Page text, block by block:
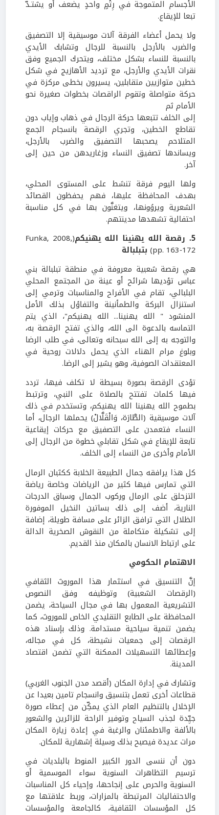
الأجسام المتموجة في رِتْمٍ واحدٍ يضعف أو يشتـدّ
تبعا للإيقاع.
ولا يحمل أعضاء الفرقة آلات موسيقية إلا التصفيق
والضرب بالأرجل بالنسبة للرجال وتشابك الأيدي
بالنسبة للنساء بشكل مختلف، ويتحرك الجميع وفق
نقرات الأيدي والأرجل، مع ترديد الأهازيج في شكل
خطين متوازيين متقابلين، يسيرون بخطى مركزة في
حركة متواصلة وتقوم الراقصات بخطوات صغيرة نحو
الأمام ثم
إلى الخلف تتبعها حركة الرجال في ذهاب وإياب دون
تقاطع الخطين، وتجري الرقصة بانسجام الجمع
المتلاحم يصحبها التصفيق والضرب بالأرجل،
ويساندها تصفيق النساء وزغاريدهن من حين إلى
آخر.
ولها اليوم فرقة تنشط على المستوى المحلي،
بهدف المحافظة عليها، فهم يحفظون القصائد
الشعرية ويروُونها، ويتغنَّون بها في كل مناسبة
احتفالية تشهدها مدينتهم.
5. رقصة الله يهنينا الله يهنيكم
(Funka, 2008,
pp. 163-172) بتبلبالة
هي رقصة شعبية معروفة في منطقة تبلبالة بني
عباس تؤديها شرائح أو عينة من المجتمع المحلي
البلبالي، تقام في الأفراح والمناسبات وترمي إلى
استنزال البركة والطمأنينة والتفاؤل بذلك الأمل
المنشود " الله يهنينا... الله يهنيكم"، الذي يتم
التماسه بالدعوة الى الله، والذي تفتح الرقصة به،
والتوجه به إلى الله سبحانه وتعالى، في طلب الرضا
وبلوغ مرام الهناء الذي يحمل دلالات روحية في
المعتقدات الصوفية، وهو يشير إلى الرضا.
تؤدى الرقصة بصورة بسيطة لا تكلف فيها، تردد
فيها كلمات تفتتح بالصلاة على النبي، وترتبط
بطموح الله يهنينا الله يهنيكم، وتستخدم في ذلك
آلات موسيقية (الطَّارَة، وَالْقَلَّالْ) يحملها الرجال، أما
النساء فتعمدن على التصفيق مع حركات إيقاعية
تابعة للإيقاع في شكل تقابلي خطوة من الرجال إلى
الأمام وأخرى من النساء إلى الخلف.
كل هذا يرافقه جمال الطبيعة الخلابة ككثبان الرمال
التي تمارس فيها كثير من الرياضات وخاصة رياضة
التزحلق على الرمال وركوب الجمال وسباق الدرجات
النارية، أضف إلى ذلك بساتين النخيل الموفورة
الظلال التي ترافق الزائر على مسافة طويلة، إضافة
إلى تشكيلة متكاملة من النقوش الصخرية الدالة
على ارتباط الانسان بالمكان منذ القديم.
الاهتمام الحكومي
إنَّ التنسيق في استثمار هذا الموروث الثقافي
(الرقصات الشعبية) وتوظيفه وفق النصوص
التشريعية المعمول بها في مجال السياحة، يضمن
المحافظة على الطابع التقليدي الخاص للموروث، كما
يضمن تنمية سياحية مستدامة. وذلك بإسناد هذه
الرقصات إلى جمعيات نشيطة، كل في مجاله،
وإعطائها التسهيلات الممكنة التي تضمن اقتصاد
المدينة.
وتشارك في إدارة المكان (أقصد مدن الجنوب الغربي)
قطاعات أخرى تعمل بتنسيق وانسجام تامين بعيدا عن
الإخلال بالتنظيم العام الذي يمكِّن من إعطاء صورة
جيِّدة لجذب السياح وتوفير الراحة للزائرين والشعور
بالألفة والاطمئنان والرغبة في إعادة زيارة المكان
مرات عديدة فيصبح بذلك وسيلة إشهارية للمكان.
دون أن ننسى الدور الكبير المنوط بالبلديات في
ترسيم التظاهرات السنوية سواء الموسمية أو
السنوية والحرص على إنجاحها، وإحياء كل المناسبات
والاحتفاليات المرتبطة بالمزارات، وربط علاقتها مع
كل المؤسسات الثقافية، كالجامعة والمؤسسات